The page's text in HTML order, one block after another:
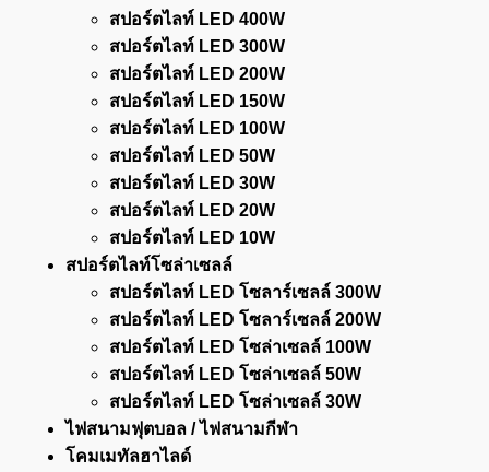
สปอร์ตไลท์ LED 400W
สปอร์ตไลท์ LED 300W
สปอร์ตไลท์ LED 200W
สปอร์ตไลท์ LED 150W
สปอร์ตไลท์ LED 100W
สปอร์ตไลท์ LED 50W
สปอร์ตไลท์ LED 30W
สปอร์ตไลท์ LED 20W
สปอร์ตไลท์ LED 10W
สปอร์ตไลท์โซล่าเซลล์
สปอร์ตไลท์ LED โซลาร์เซลล์ 300W
สปอร์ตไลท์ LED โซลาร์เซลล์ 200W
สปอร์ตไลท์ LED โซล่าเซลล์ 100W
สปอร์ตไลท์ LED โซล่าเซลล์ 50W
สปอร์ตไลท์ LED โซล่าเซลล์ 30W
ไฟสนามฟุตบอล / ไฟสนามกีฬา
โคมเมทัลฮาไลด์